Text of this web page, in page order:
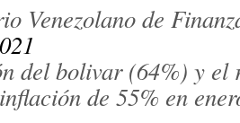
Venezolano de
del bolivar (64%) y el
de 55% en